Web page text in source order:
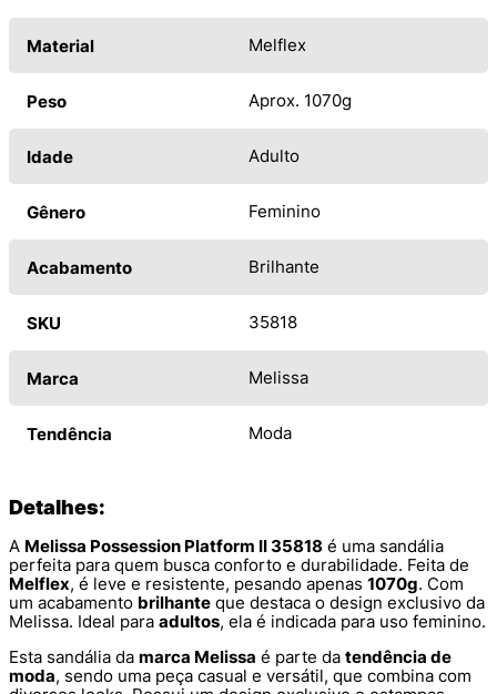
Material Melflex
Peso Aprox. 1070g
Idade Adulto
Gênero Feminino
Acabamento Brilhante
SKU 35818
Marca Melissa
Tendência Moda
Detalhes:
A Melissa Possession Platform II 35818 é uma sandália
perfeita para quem busca conforto e durabilidade. Feita de
Melflex, é leve e resistente, pesando apenas 1070g. Com
um acabamento brilhante que destaca o design exclusivo da
Melissa. Ideal para adultos, ela é indicada para uso feminino.
Esta sandália da marca Melissa é parte da tendência de
moda, sendo uma peça casual e versátil, que combina com